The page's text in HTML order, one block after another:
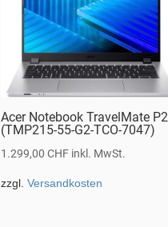
Acer Notebook TravelMate P2
(TMP215-55-G2-TCO-7047)
1.299,00CHF inkl. MwSt.
zzgl.Versandkosten